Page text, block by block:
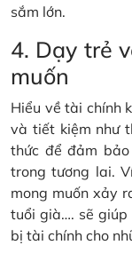
sắm lớn.
4. Dạy trẻ
muốn
Hiểu về tài chính
và tiết kiệm như
thức để đảm
trong tương lai.
mong muốn xảy
tuổi già…. sẽ giúp
bị tài chính cho